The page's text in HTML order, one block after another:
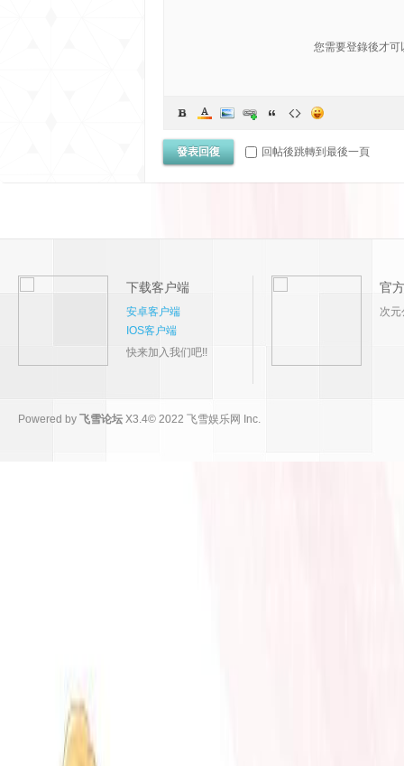
您需要登錄後才
發表回復 回帖後跳轉到最後一頁
下载客户端
安卓客户端
IOS客户端
快来加入我们吧!!
官
次元
Powered by 飞雪论坛 X3.4© 2022 飞雪娱乐网 Inc.